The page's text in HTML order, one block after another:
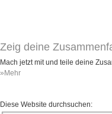
Aktive Forenbeiträge
Dies ist das Forum um neue
Regeln (Bitte vor dem posten
Zeig deine
Mach jetzt mit und teile deine
»Mehr
Diese Website durchsuchen: